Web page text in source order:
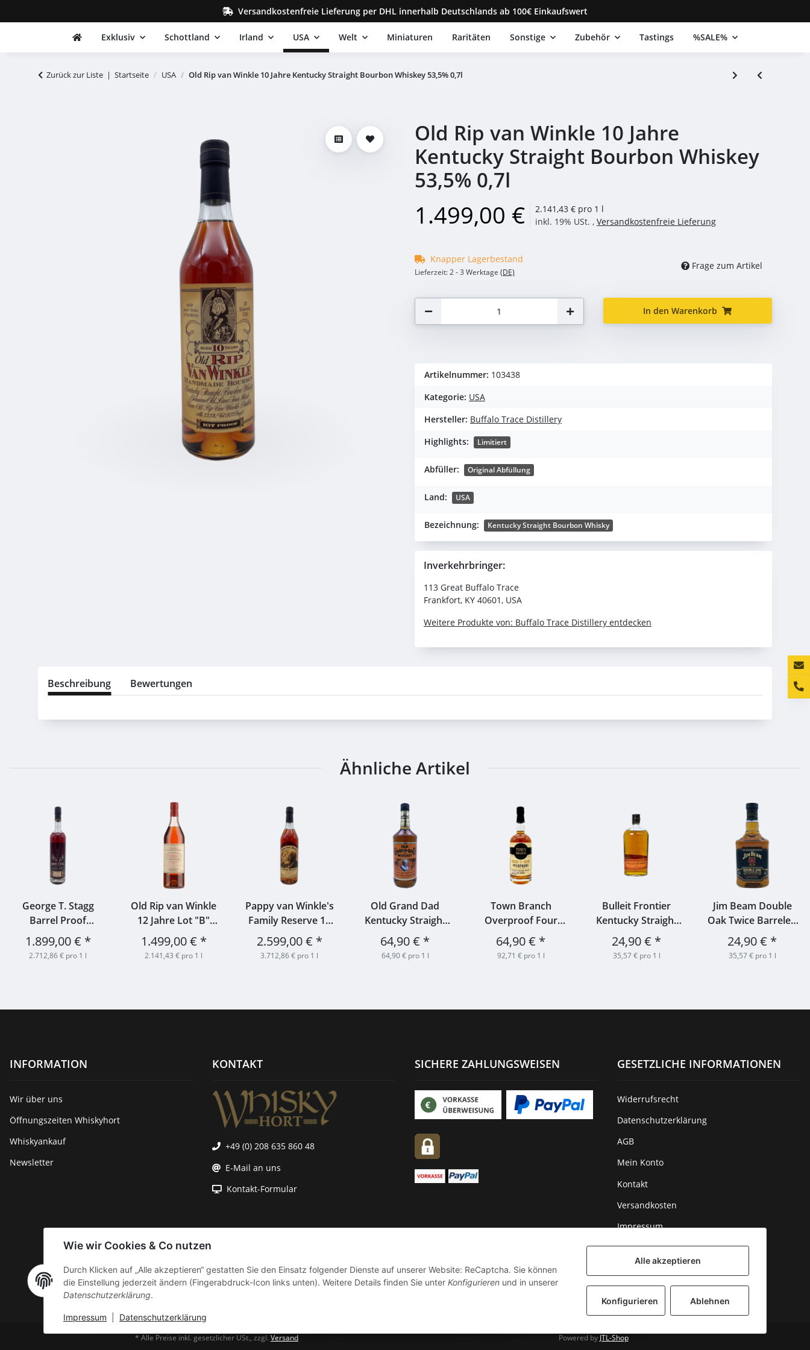
Alle akzeptieren
Konfigurieren Ablehnen
Wie wir Cookies & Co nutzen
Durch Klicken auf „Alle akzeptieren“ gestatten Sie den Einsatz folgender Dienste auf unserer Website: ReCaptcha. Sie können
die Einstellung jederzeit ändern (Fingerabdruck-Icon links unten). Weitere Details finden Sie unter Konfigurieren und in unserer
Datenschutzerklärung.
Impressum Datenschutzerklärung
Versandkostenfreie Lieferung per DHL innerhalb Deutschlands ab 100€ Einkaufswert
Exklusiv Schottland Irland USA Welt Miniaturen Raritäten Sonstige Zubehör Tastings %SALE%
Zurück zur Liste Startseite USA Old Rip van Winkle 10 Jahre Kentucky Straight Bourbon Whiskey 53,5% 0,7l
Old Rip van Winkle 10 Jahre
Kentucky Straight Bourbon Whiskey
53,5% 0,7l
1.499,00 €
2.141,43 € pro 1 l
inkl. 19% USt. , Versandkostenfreie Lieferung
Knapper Lagerbestand
Lieferzeit:2 - 3 Werktage (DE)
Frage zum Artikel
In den Warenkorb
Artikelnummer: 103438
Kategorie: USA
Hersteller: Buffalo Trace Distillery
Highlights:
Limitiert
Abfüller: Original Abfüllung
Land: USA
Bezeichnung: Kentucky Straight Bourbon Whisky
Inverkehrbringer:
113 Great Buffalo Trace
Frankfort, KY 40601, USA
Weitere Produkte von: Buffalo Trace Distillery entdecken
Beschreibung Bewertungen
Ähnliche Artikel
George T. Stagg
Barrel Proof
Kentucky Straight
Bourbon 69,1% 0,7l
1.899,00 € *
2.712,86 € pro 1 l
Old Rip van Winkle
12 Jahre Lot "B"
Special Reserve
Kentucky Straight
Bourbon Whiskey
1.499,00 € *
2.141,43 € pro 1 l
Pappy van Winkle's
Family Reserve 15
Jahre Kentucky
Straight Bourbon
Whiskey 53,5% 0,7l
2.599,00 € *
3.712,86 € pro 1 l
Old Grand Dad
Kentucky Straight
Bourbon 43% 1,0l
64,90 € *
64,90 € pro 1 l
Town Branch
Overproof Four
Barrel 52% 0,7l
64,90 € *
92,71 € pro 1 l
Bulleit Frontier
Kentucky Straight
Bourbon Whiskey
45% 0,7l
24,90 € *
35,57 € pro 1 l
Jim Beam Double
Oak Twice Barreled
43% 0,7l
24,90 € *
35,57 € pro 1 l
INFORMATION
Wir über uns
Öffnungszeiten Whiskyhort
Whiskyankauf
Newsletter
KONTAKT
+49 (0) 208 635 860 48
E-Mail an uns
Kontakt-Formular
SICHERE ZAHLUNGSWEISEN GESETZLICHE INFORMATIONEN
Widerrufsrecht
Datenschutzerklärung
AGB
Mein Konto
Kontakt
Versandkosten
Impressum
* Alle Preise inkl. gesetzlicher USt., zzgl.Versand Powered by JTL-Shop